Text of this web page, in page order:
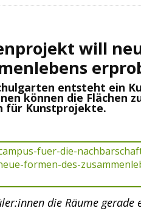
will
entsteht ein
können die Flächen
für Kunstprojekte.
die Räume gerade